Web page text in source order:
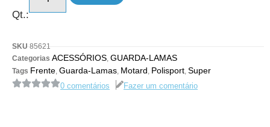
Qt.:
SKU 85621
Categorias ACESSÓRIOS, GUARDA-LAMAS
Tags Frente, Guarda-Lamas, Motard, Polisport, Super
0 comentários Fazer um comentário